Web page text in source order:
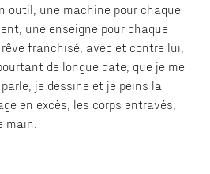
outil, une machine pour chaque
une enseigne pour chaque
franchisé, avec et contre lui,
de longue date, que je me
je dessine et je peins la
en excès, les corps entravés,
main.